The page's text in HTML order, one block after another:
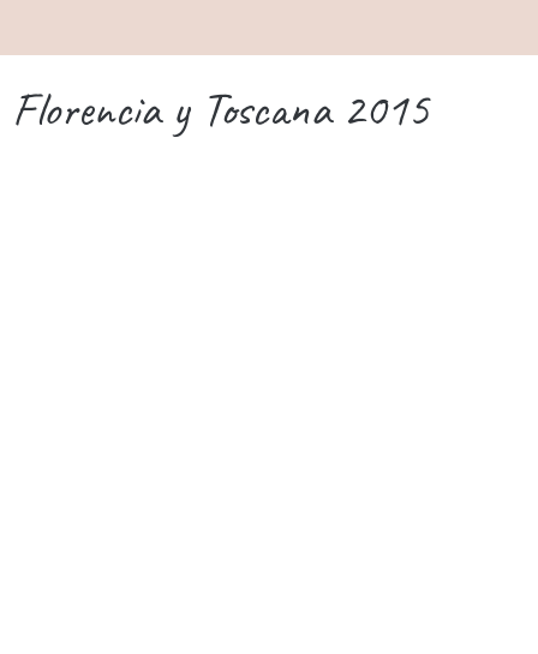
Florencia y Toscana 2015